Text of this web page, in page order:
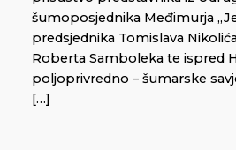
šumoposjednika Međimurja
predsjednika Tomislava
Roberta Samboleka te ispred
poljoprivredno – šumarske
[…]